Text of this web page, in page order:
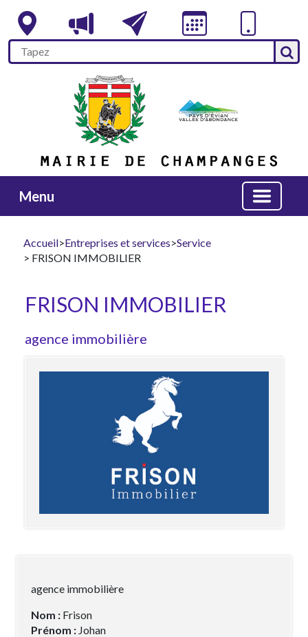
Menu
Accueil>Entreprises et services>Service
> FRISON IMMOBILIER
FRISON IMMOBILIER
agence immobilière
agence immobilière
Nom : Frison
Prénom : Johan